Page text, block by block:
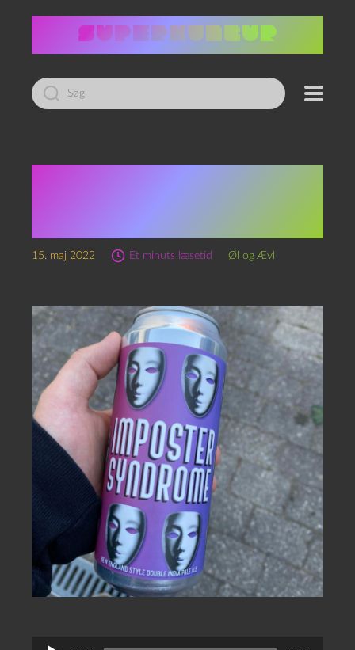
Led
efter:
15. maj 2022 Et minuts læsetid Øl og Ævl